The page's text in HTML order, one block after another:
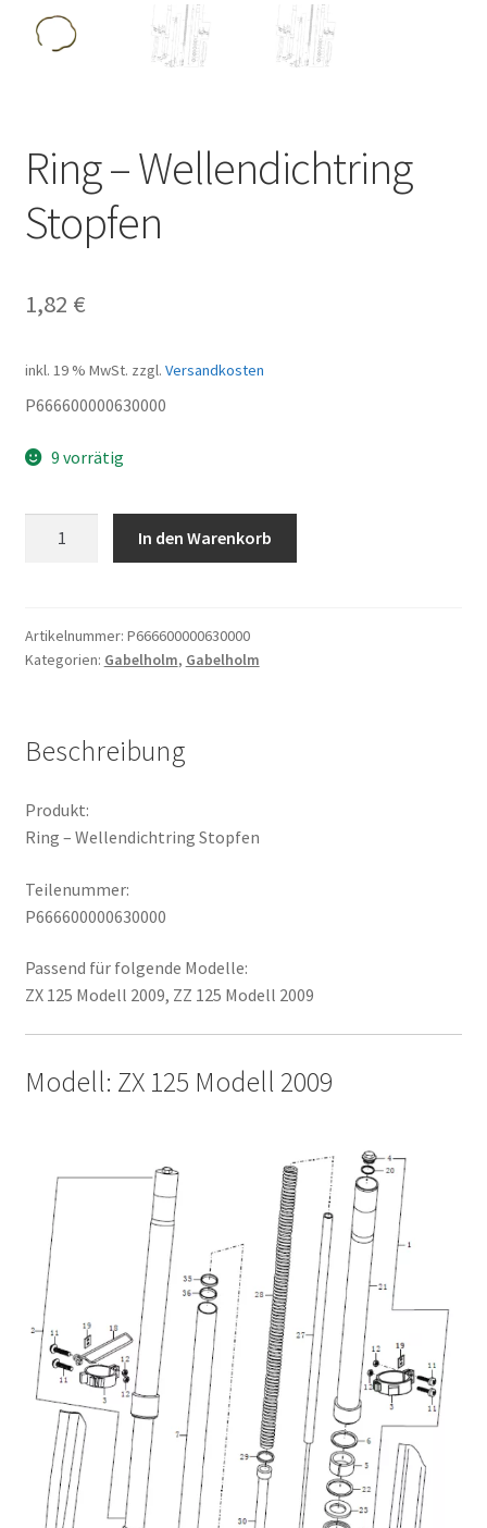
Ring – Wellendichtring
Stopfen
1,82 €
inkl. 19 % MwSt. zzgl. Versandkosten
P666600000630000
9 vorrätig
Menge
In den Warenkorb
Artikelnummer: P666600000630000
Kategorien: Gabelholm, Gabelholm
Beschreibung
Produkt:
Ring – Wellendichtring Stopfen
Teilenummer:
P666600000630000
Passend für folgende Modelle:
ZX 125 Modell 2009, ZZ 125 Modell 2009
Modell: ZX 125 Modell 2009